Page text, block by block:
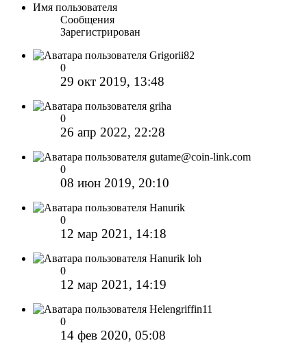
Имя пользователя
Сообщения
Зарегистрирован
Grigorii82
0
29 окт 2019, 13:48
griha
0
26 апр 2022, 22:28
gutame@coin-link.com
0
08 июн 2019, 20:10
Hanurik
0
12 мар 2021, 14:18
Hanurik loh
0
12 мар 2021, 14:19
Helengriffin11
0
14 фев 2020, 05:08